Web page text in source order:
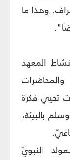
وهذا ما
المعهد
تحيي فكرة
بالبيئة،
النبويّ